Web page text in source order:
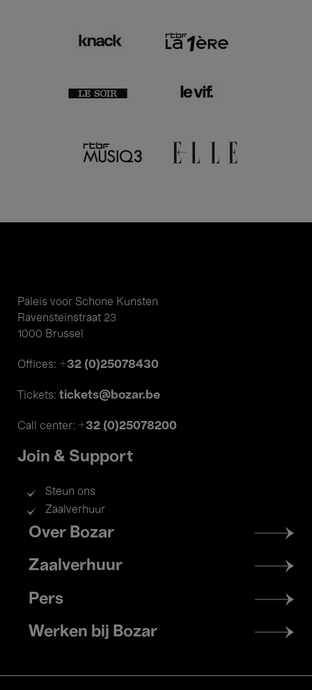
Paleis voor Schone Kunsten
Ravensteinstraat 23
1000 Brussel
Offices: +32 (0)25078430
Tickets: tickets@bozar.be
Call center: +32 (0)25078200
Join & Support
Steun ons
Zaalverhuur
Footer
menu
Over Bozar
Zaalverhuur
Pers
Werken bij Bozar